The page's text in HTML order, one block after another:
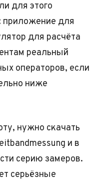
для этого
приложение для
для расчёта
реальный
операторов, если
ниже
нужно скачать
и в
серию замеров.
серьёзные